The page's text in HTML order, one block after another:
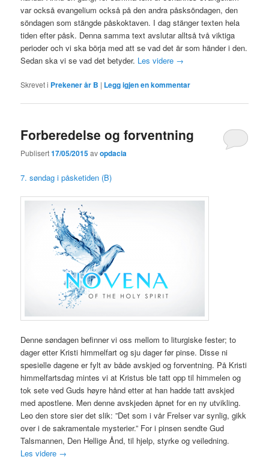
var också evangelium också på den andra påsksöndagen, den
söndagen som stängde påskoktaven. I dag stänger texten hela
tiden efter påsk. Denna samma text avslutar alltså två viktiga
perioder och vi ska börja med att se vad det är som händer i den.
Sedan ska vi se vad det betyder. Les videre →
Skrevet i Prekener år B | Legg igjen en kommentar
Forberedelse og forventning
Publisert17/05/2015avopdacia
7. søndag i påsketiden (B)
Denne søndagen befinner vi oss mellom to liturgiske fester; to
dager etter Kristi himmelfart og sju dager før pinse. Disse ni
spesielle dagene er fylt av både avskjed og forventning. På Kristi
himmelfartsdag mintes vi at Kristus ble tatt opp til himmelen og
tok sete ved Guds høyre hånd etter at han hadde tatt avskjed
med apostlene. Men denne avskjeden åpnet for en ny utvikling.
Leo den store sier det slik: ”Det som i vår Frelser var synlig, gikk
over i de sakramentale mysterier.” For i pinsen sendte Gud
Talsmannen, Den Hellige Ånd, til hjelp, styrke og veiledning.
Les videre →